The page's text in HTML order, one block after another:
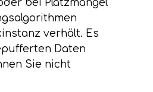
bei Platzmangel
verhält. Es
Daten
Sie nicht